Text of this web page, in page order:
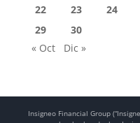
22
23 24
29
30
« Oct
Dic »
Insigneo Financial Group